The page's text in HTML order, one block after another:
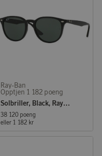
Ray-Ban
Opptjen 1 182 poeng
Solbriller, Black, Ray-Ban
38 120 poeng
eller 1 182 kr